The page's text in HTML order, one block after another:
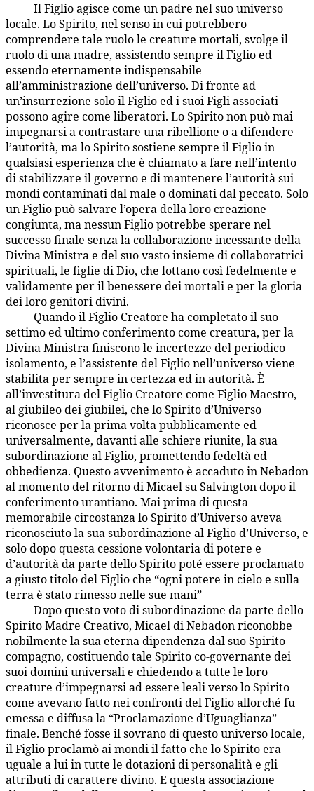
Il Figlio agisce come un padre nel suo universo
locale. Lo Spirito, nel senso in cui potrebbero
comprendere tale ruolo le creature mortali, svolge il
ruolo di una madre, assistendo sempre il Figlio ed
essendo eternamente indispensabile
all’amministrazione dell’universo. Di fronte ad
un’insurrezione solo il Figlio ed i suoi Figli associati
possono agire come liberatori. Lo Spirito non può mai
impegnarsi a contrastare una ribellione o a difendere
l’autorità, ma lo Spirito sostiene sempre il Figlio in
qualsiasi esperienza che è chiamato a fare nell’intento
di stabilizzare il governo e di mantenere l’autorità sui
mondi contaminati dal male o dominati dal peccato. Solo
un Figlio può salvare l’opera della loro creazione
congiunta, ma nessun Figlio potrebbe sperare nel
successo finale senza la collaborazione incessante della
Divina Ministra e del suo vasto insieme di collaboratrici
spirituali, le figlie di Dio, che lottano così fedelmente e
validamente per il benessere dei mortali e per la gloria
dei loro genitori divini.
Quando il Figlio Creatore ha completato il suo
settimo ed ultimo conferimento come creatura, per la
Divina Ministra finiscono le incertezze del periodico
isolamento, e l’assistente del Figlio nell’universo viene
stabilita per sempre in certezza ed in autorità. È
all’investitura del Figlio Creatore come Figlio Maestro,
al giubileo dei giubilei, che lo Spirito d’Universo
riconosce per la prima volta pubblicamente ed
universalmente, davanti alle schiere riunite, la sua
subordinazione al Figlio, promettendo fedeltà ed
obbedienza. Questo avvenimento è accaduto in Nebadon
al momento del ritorno di Micael su Salvington dopo il
conferimento urantiano. Mai prima di questa
memorabile circostanza lo Spirito d’Universo aveva
riconosciuto la sua subordinazione al Figlio d’Universo, e
solo dopo questa cessione volontaria di potere e
d’autorità da parte dello Spirito poté essere proclamato
a giusto titolo del Figlio che “ogni potere in cielo e sulla
terra è stato rimesso nelle sue mani”
Dopo questo voto di subordinazione da parte dello
Spirito Madre Creativo, Micael di Nebadon riconobbe
nobilmente la sua eterna dipendenza dal suo Spirito
compagno, costituendo tale Spirito co-governante dei
suoi domini universali e chiedendo a tutte le loro
creature d’impegnarsi ad essere leali verso lo Spirito
come avevano fatto nei confronti del Figlio allorché fu
emessa e diffusa la “Proclamazione d’Uguaglianza”
finale. Benché fosse il sovrano di questo universo locale,
il Figlio proclamò ai mondi il fatto che lo Spirito era
uguale a lui in tutte le dotazioni di personalità e gli
attributi di carattere divino. E questa associazione